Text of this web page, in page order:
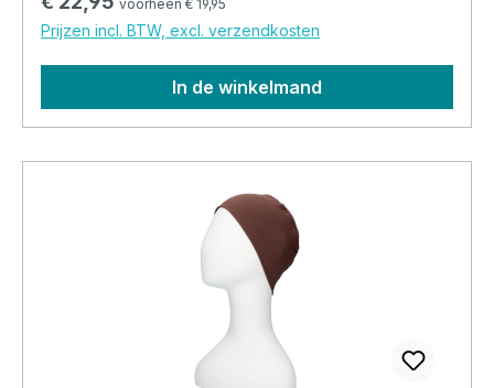
mee warm te houden tijdens de avonden en
nachten.
voorheen € 19,95
Prijzen incl. BTW, excl. verzendkosten
In de winkelmand